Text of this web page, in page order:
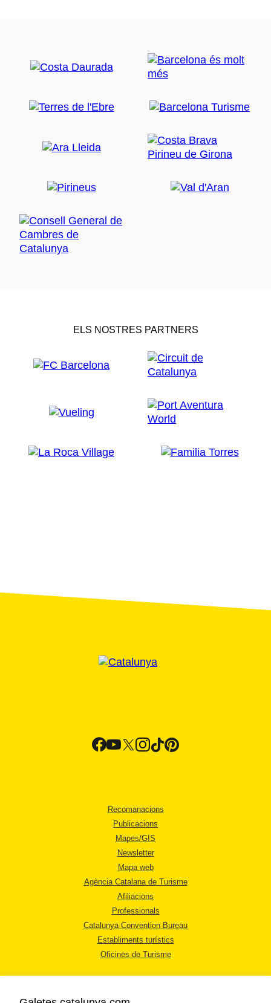
ELS NOSTRES PARTNERS
Recomanacions
Publicacions
Mapes/GIS
Newsletter
Mapa web
Agència Catalana de Turisme
Afiliacions
Professionals
Catalunya Convention Bureau
Establiments turístics
Oficines de Turisme